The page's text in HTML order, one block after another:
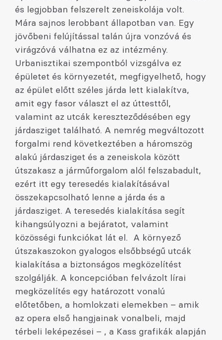
és legjobban felszerelt zeneiskolája volt.
Mára sajnos lerobbant állapotban van. Egy
jövőbeni felújítással talán újra vonzóvá és
virágzóvá válhatna ez az intézmény.
Urbanisztikai szempontból vizsgálva ez
épületet és környezetét, megfigyelhető, hogy
az épület előtt széles járda lett kialakítva,
amit egy fasor választ el az úttesttől,
valamint az utcák kereszteződésében egy
járdasziget található. A nemrég megváltozott
forgalmi rend következtében a háromszög
alakú járdasziget és a zeneiskola között
útszakasz a járműforgalom alól felszabadult,
ezért itt egy teresedés kialakításával
összekapcsolható lenne a járda és a
járdasziget. A teresedés kialakítása segít
kihangsúlyozni a bejáratot, valamint
közösségi funkciókat lát el. A környező
útszakaszokon gyalogos elsőbbségű utcák
kialakítása a biztonságos megközelítést
szolgálják. A koncepcióban felvázolt lírai
megközelítés egy határozott vonalú
előtetőben, a homlokzati elemekben – amik
az opera első hangjainak vonalbeli, majd
térbeli leképezései – , a Kass grafikák alapján